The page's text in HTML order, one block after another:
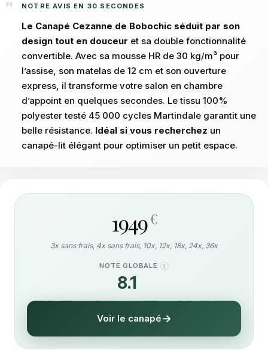
NOTRE AVIS EN 30 SECONDES
Le Canapé Cezanne de Bobochic séduit par son
design tout en douceur et sa double fonctionnalité
convertible. Avec sa mousse HR de 30 kg/m³ pour
l’assise, son matelas de 12 cm et son ouverture
express, il transforme votre salon en chambre
d’appoint en quelques secondes. Le tissu 100%
polyester testé 45 000 cycles Martindale garantit une
belle résistance. Idéal si vous recherchez un
canapé-lit élégant pour optimiser un petit espace.
1949€
3x sans frais, 4x sans frais, 10x, 12x, 18x, 24x, 36x
NOTE GLOBALE I
8.1
Voir le canapé